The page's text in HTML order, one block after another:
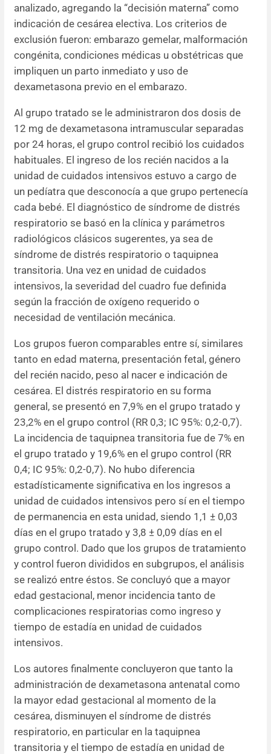
analizado, agregando la “decisión materna” como
indicación de cesárea electiva. Los criterios de
exclusión fueron: embarazo gemelar, malformación
congénita, condiciones médicas u obstétricas que
impliquen un parto inmediato y uso de
dexametasona previo en el embarazo.
Al grupo tratado se le administraron dos dosis de
12 mg de dexametasona intramuscular separadas
por 24 horas, el grupo control recibió los cuidados
habituales. El ingreso de los recién nacidos a la
unidad de cuidados intensivos estuvo a cargo de
un pedíatra que desconocía a que grupo pertenecía
cada bebé. El diagnóstico de síndrome de distrés
respiratorio se basó en la clínica y parámetros
radiológicos clásicos sugerentes, ya sea de
síndrome de distrés respiratorio o taquipnea
transitoria. Una vez en unidad de cuidados
intensivos, la severidad del cuadro fue definida
según la fracción de oxígeno requerido o
necesidad de ventilación mecánica.
Los grupos fueron comparables entre sí, similares
tanto en edad materna, presentación fetal, género
del recién nacido, peso al nacer e indicación de
cesárea. El distrés respiratorio en su forma
general, se presentó en 7,9% en el grupo tratado y
23,2% en el grupo control (RR 0,3; IC 95%: 0,2-0,7).
La incidencia de taquipnea transitoria fue de 7% en
el grupo tratado y 19,6% en el grupo control (RR
0,4; IC 95%: 0,2-0,7). No hubo diferencia
estadísticamente significativa en los ingresos a
unidad de cuidados intensivos pero sí en el tiempo
de permanencia en esta unidad, siendo 1,1 ± 0,03
días en el grupo tratado y 3,8 ± 0,09 días en el
grupo control. Dado que los grupos de tratamiento
y control fueron divididos en subgrupos, el análisis
se realizó entre éstos. Se concluyó que a mayor
edad gestacional, menor incidencia tanto de
complicaciones respiratorias como ingreso y
tiempo de estadía en unidad de cuidados
intensivos.
Los autores finalmente concluyeron que tanto la
administración de dexametasona antenatal como
la mayor edad gestacional al momento de la
cesárea, disminuyen el síndrome de distrés
respiratorio, en particular en la taquipnea
transitoria y el tiempo de estadía en unidad de